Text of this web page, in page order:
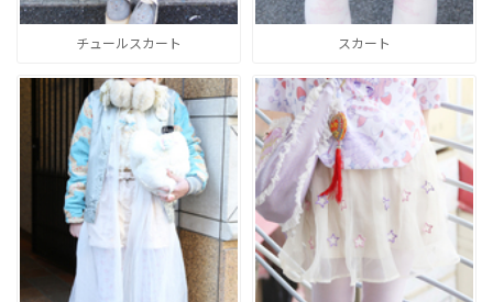
チュールスカート スカート